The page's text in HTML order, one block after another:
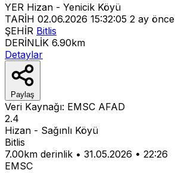
YER Hizan - Yenicik Köyü
TARİH 02.06.2026 15:32:05 2 ay önce
ŞEHİR Bitlis
DERİNLİK 6.90km
Detaylar
Paylaş
Veri Kaynağı: EMSC AFAD
2.4
Hizan - Sağınlı Köyü
Bitlis
7.00km derinlik • 31.05.2026 • 22:26
EMSC